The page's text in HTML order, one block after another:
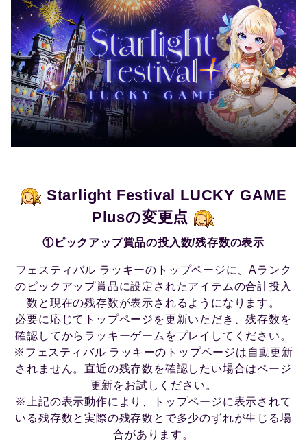
Starlight Festival LUCKY GAME
Plusの変更点
①ピックアップ賞品の投入数/残存数の表示
フェスティバル ラッキーのトップページに、Aランク
のピックアップ賞品に設定されたアイテムの合計投入
数と現在の残存数が表示されるようになります。
必要に応じてトップページを更新いただき、残存数を
確認してからラッキーゲームをプレイしてください。
※フェスティバル ラッキーのトップページは自動更新
されません。直近の残存数を確認したい場合はページ
更新をお試しください。
※上記の表示動作により、トップページに表示されて
いる残存数と実際の残存数とで多少のずれが生じる場
合があります。